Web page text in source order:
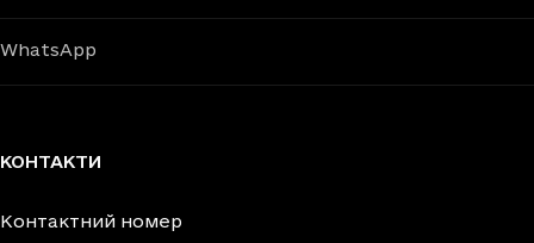
WhatsApp
КОНТАКТИ
Контактний номер